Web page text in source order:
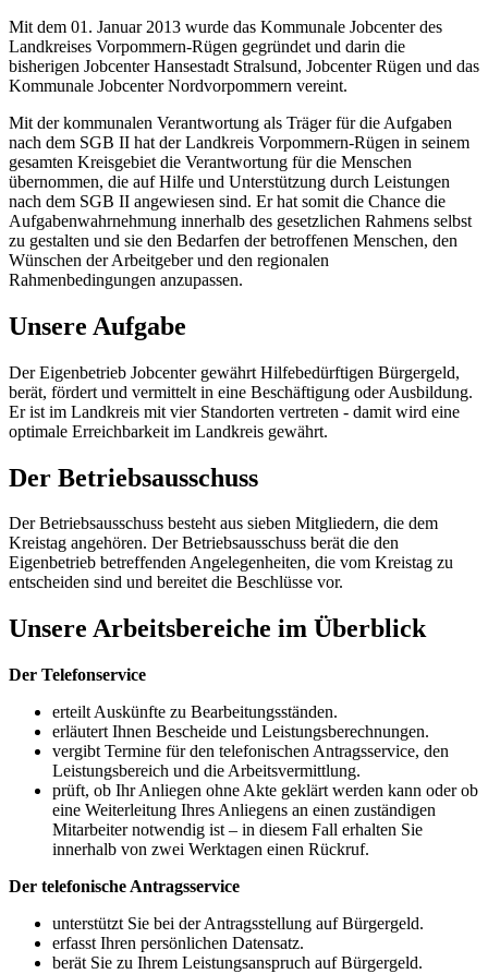
Mit dem 01. Januar 2013 wurde das Kommunale Jobcenter des
Landkreises Vorpommern-Rügen gegründet und darin die
bisherigen Jobcenter Hansestadt Stralsund, Jobcenter Rügen und das
Kommunale Jobcenter Nordvorpommern vereint.
Mit der kommunalen Verantwortung als Träger für die Aufgaben
nach dem SGB II hat der Landkreis Vorpommern-Rügen in seinem
gesamten Kreisgebiet die Verantwortung für die Menschen
übernommen, die auf Hilfe und Unterstützung durch Leistungen
nach dem SGB II angewiesen sind. Er hat somit die Chance die
Aufgabenwahrnehmung innerhalb des gesetzlichen Rahmens selbst
zu gestalten und sie den Bedarfen der betroffenen Menschen, den
Wünschen der Arbeitgeber und den regionalen
Rahmenbedingungen anzupassen.
Unsere Aufgabe
Der Eigenbetrieb Jobcenter gewährt Hilfebedürftigen Bürgergeld,
berät, fördert und vermittelt in eine Beschäftigung oder Ausbildung.
Er ist im Landkreis mit vier Standorten vertreten - damit wird eine
optimale Erreichbarkeit im Landkreis gewährt.
Der Betriebsausschuss
Der Betriebsausschuss besteht aus sieben Mitgliedern, die dem
Kreistag angehören. Der Betriebsausschuss berät die den
Eigenbetrieb betreffenden Angelegenheiten, die vom Kreistag zu
entscheiden sind und bereitet die Beschlüsse vor.
Unsere Arbeitsbereiche im Überblick
Der Telefonservice
erteilt Auskünfte zu Bearbeitungsständen.
erläutert Ihnen Bescheide und Leistungsberechnungen.
vergibt Termine für den telefonischen Antragsservice, den
Leistungsbereich und die Arbeitsvermittlung.
prüft, ob Ihr Anliegen ohne Akte geklärt werden kann oder ob
eine Weiterleitung Ihres Anliegens an einen zuständigen
Mitarbeiter notwendig ist – in diesem Fall erhalten Sie
innerhalb von zwei Werktagen einen Rückruf.
Der telefonische Antragsservice
unterstützt Sie bei der Antragsstellung auf Bürgergeld.
erfasst Ihren persönlichen Datensatz.
berät Sie zu Ihrem Leistungsanspruch auf Bürgergeld.